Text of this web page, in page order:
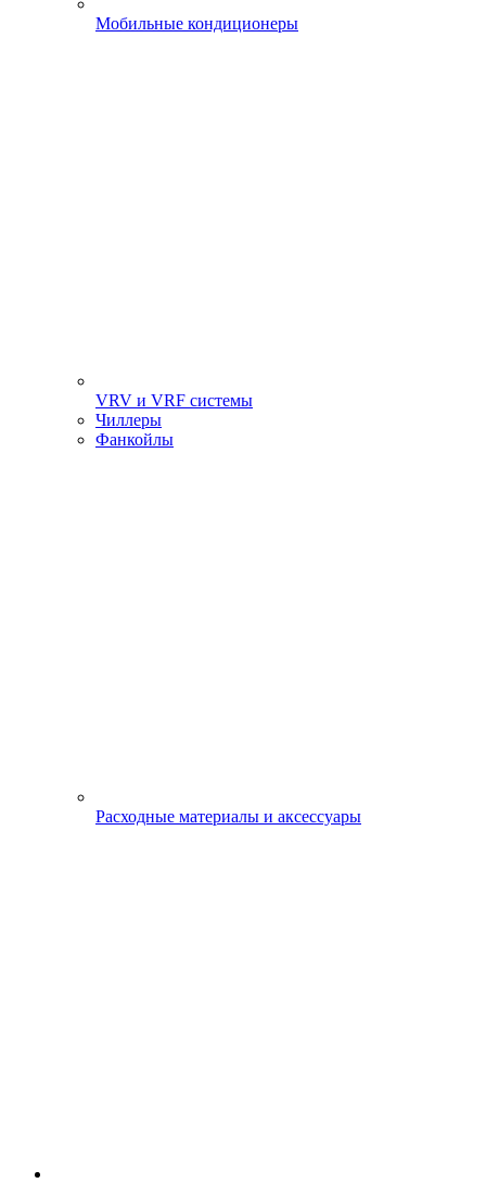
Мобильные кондиционеры
VRV и VRF системы
Чиллеры
Фанкойлы
Расходные материалы и аксессуары